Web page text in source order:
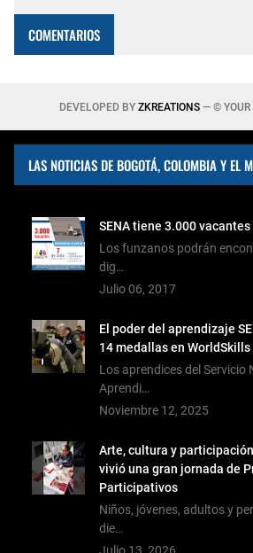
COMENTARIOS
DEVELOPED BY ZKREATIONS— © YOUR
LAS NOTICIAS DE BOGOTÁ, COLOMBIA Y EL
SENA tiene 3.000 vacantes
Los funzanos podrán
dig…
Julio 06, 2017
El poder del aprendizaje
14 medallas en
Los aprendices del Servicio
Aprendi…
Noviembre 12, 2025
Arte, cultura y
vivió una gran jornada de
Participativos
Niños, jóvenes, adultos y
die…